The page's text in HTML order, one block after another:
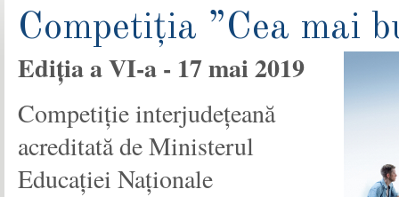
Competiția ”Cea mai
Ediția a VI-a - 17 mai 2019
Competiție interjudețeană
acreditată de Ministerul
Educației Naționale